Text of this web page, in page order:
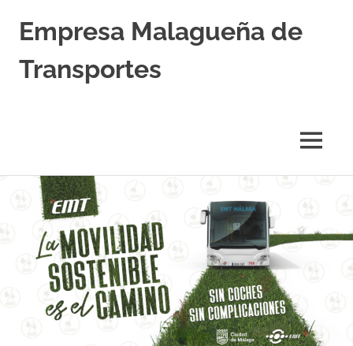
contenido
Empresa Malagueña de
Transportes
MENÚ